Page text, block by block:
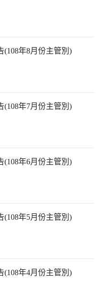
(108年8月份主管別)
(108年7月份主管別)
(108年6月份主管別)
(108年5月份主管別)
(108年4月份主管別)